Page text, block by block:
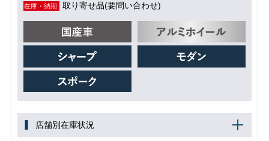
在庫・納期 取り寄せ品(要問い合わせ)
店舗別在庫状況